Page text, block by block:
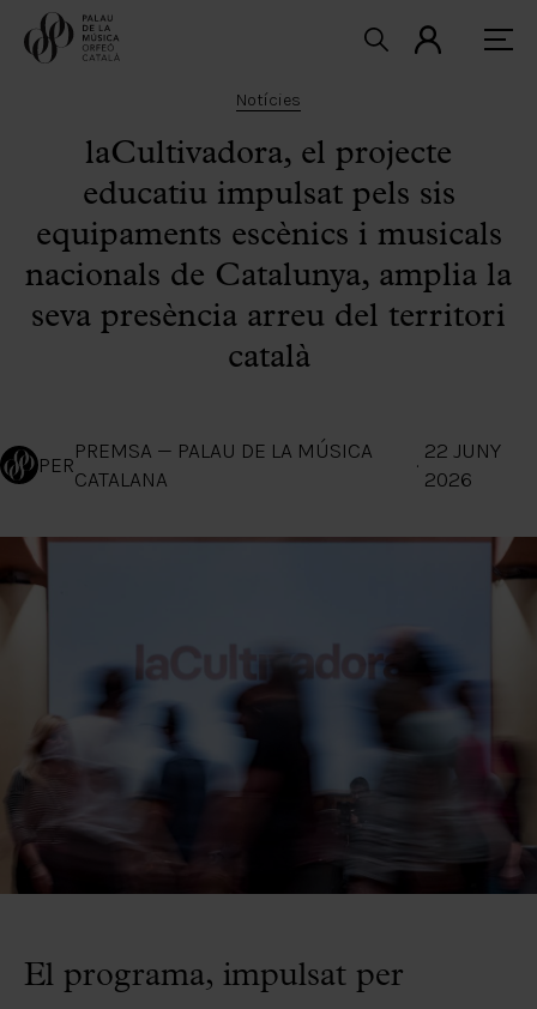
Notícies
laCultivadora, el projecte
educatiu impulsat pels sis
equipaments escènics i musicals
nacionals de Catalunya, amplia la
seva presència arreu del territori
català
PER
PREMSA — PALAU DE LA MÚSICA
CATALANA
·
22 JUNY
2026
El programa, impulsat per